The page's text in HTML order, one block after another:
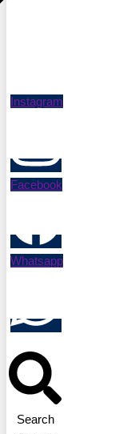
Instagram
Facebook
Whatsapp
Search